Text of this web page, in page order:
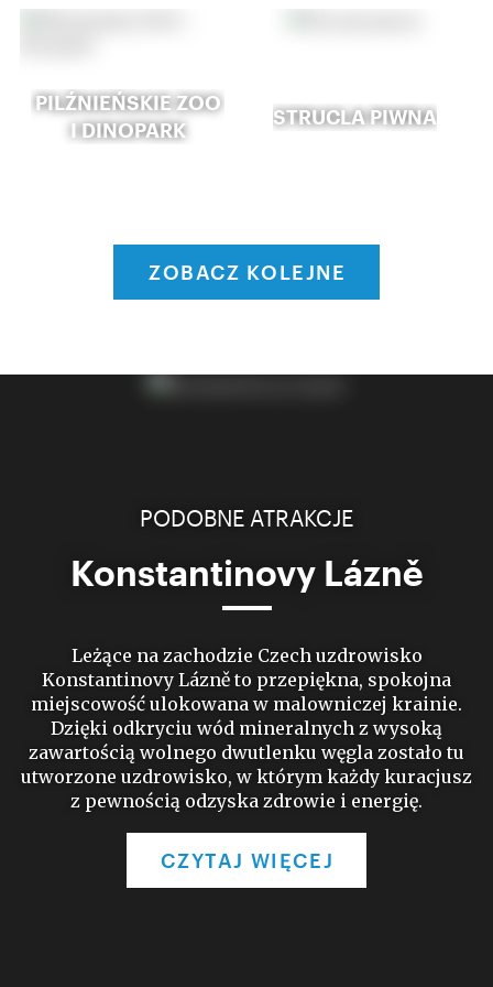
PILŹNIEŃSKIE ZOO
I DINOPARK
STRUCLA PIWNA
ZOBACZ KOLEJNE
PODOBNE ATRAKCJE
Konstantinovy Lázně
Leżące na zachodzie Czech uzdrowisko
Konstantinovy Lázně to przepiękna, spokojna
miejscowość ulokowana w malowniczej krainie.
Dzięki odkryciu wód mineralnych z wysoką
zawartością wolnego dwutlenku węgla zostało tu
utworzone uzdrowisko, w którym każdy kuracjusz
z pewnością odzyska zdrowie i energię.
CZYTAJ WIĘCEJ